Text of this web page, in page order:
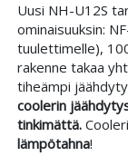
Uusi NH-U12S
ominaisuuksin:
tuulettimelle),
rakenne takaa
tiheämpi
coolerin
tinkimättä.
lämpötahna!